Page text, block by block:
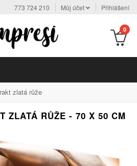
773 724 210 Můj účet Přihlášení
0
zlatá růže
ZLATÁ RŮŽE - 70 X 50 CM